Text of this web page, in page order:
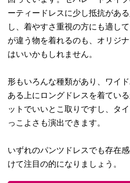
ーティードレスに少し抵抗があ
し、着やすさ重視の方にも適し
が違う物を着れるのも、オリジ
はいいかもしれません。
形もいろんな種類があり、ワイ
ある上にロングドレスを着てい
ットでいいとこ取りですし、タ
っこよさも演出できます。
いずれのパンツドレスでも存在
けて注目の的になりましょう。